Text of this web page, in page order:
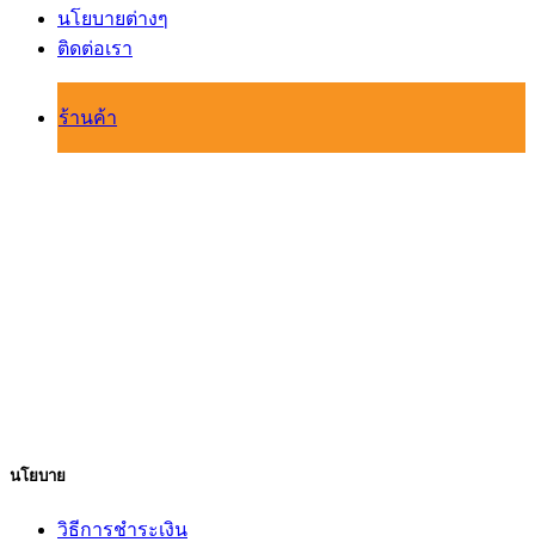
นโยบายต่างๆ
ติดต่อเรา
ร้านค้า
นโยบาย
วิธีการชำระเงิน